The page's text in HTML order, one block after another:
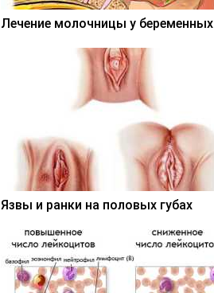
Лечение молочницы у беременных
Язвы и ранки на половых губах